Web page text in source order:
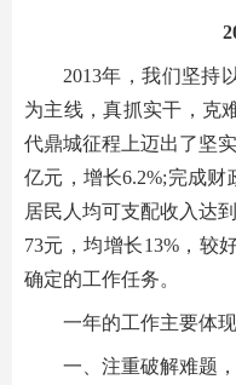
2013年，我们坚持
为主线，真抓实干，克
代鼎城征程上迈出了坚
亿元，增长6.2%;完成财
居民人均可支配收入达
73元，均增长13%，较
确定的工作任务。
一年的工作主要体现
一、注重破解难题